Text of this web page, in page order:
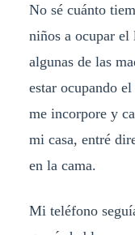
No sé cuánto
niños a ocupar el
algunas de las
estar ocupando
me incorpore y
mi casa, entré
en la cama.
Mi teléfono